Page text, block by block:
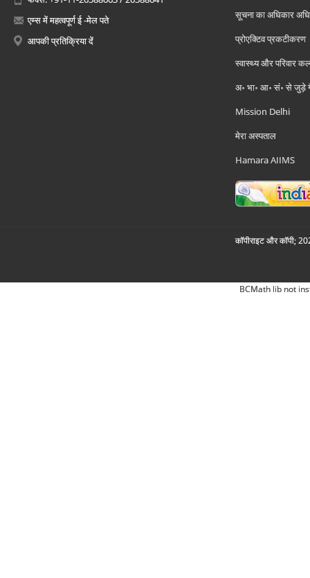
एम्स में महत्वपूर्ण ई -मेल पते
आपकी प्रतिक्रिया दें
सूचना का अधिकार
प्रोएक्टिव प्रकटीकरण
स्वास्थ्य और परिवार
अ॰ भा॰ आ॰ सं॰ से जुड़े
Mission Delhi
मेरा अस्पताल
Hamara AIIMS
कॉपीराइट और कॉपी;
BCMath lib not